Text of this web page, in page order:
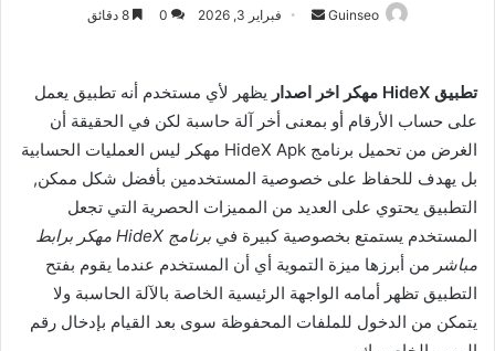
Guinseo
أرسل فبراير 3, 2026 0
تطبيق HideX مهكر اخر اصدار
يظهر لأي مستخدم أنه تطبيق يعمل
على حساب الأرقام أو بمعنى أخر آلة حاسبة لكن في الحقيقة أن
الغرض من تحميل برنامج HideX Apk مهكر ليس العمليات الحسابية
بل يهدف للحفاظ على خصوصية المستخدمين بأفضل شكل ممكن,
التطبيق يحتوي على العديد من المميزات الحصرية التي تجعل
المستخدم يستمتع بخصوصية كبيرة في
برنامج HideX مهكر برابط
مباشر من أبرزها ميزة التموية أي أن المستخدم عندما يقوم بفتح
التطبيق تظهر أمامه الواجهة الرئيسية الخاصة بالآلة الحاسبة ولا
يتمكن من الدخول للملفات المحفوظة سوى بعد القيام بإدخال رقم